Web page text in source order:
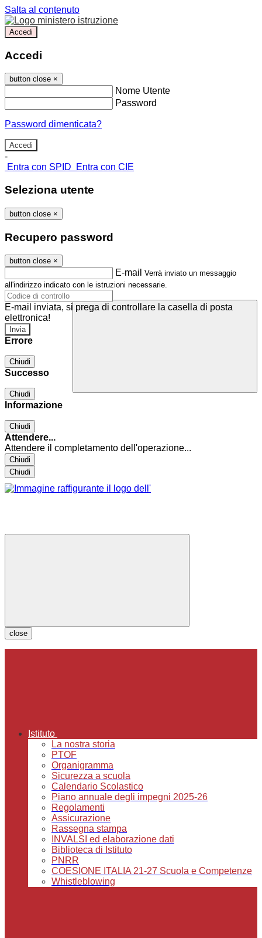
Salta al contenuto
Accedi
Accedi
button close ×
Nome Utente
Password
Password dimenticata?
-
Entra con SPID
Entra con CIE
Seleziona utente
button close ×
Recupero password
button close ×
E-mail Verrà inviato un messaggio
all'indirizzo indicato con le istruzioni necessarie.
E-mail inviata, si prega di controllare la casella di posta
elettronica!
Errore
Chiudi
Successo
Chiudi
Informazione
Chiudi
Attendere...
Attendere il completamento dell'operazione...
Chiudi
Chiudi
close
Istituto
La nostra storia
PTOF
Organigramma
Sicurezza a scuola
Calendario Scolastico
Piano annuale degli impegni 2025-26
Regolamenti
Assicurazione
Rassegna stampa
INVALSI ed elaborazione dati
Biblioteca di Istituto
PNRR
COESIONE ITALIA 21-27 Scuola e Competenze
Whistleblowing